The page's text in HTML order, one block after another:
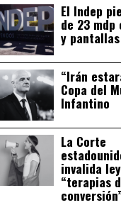
El Indep
de 23
y
“Irán
Copa del
Infantino
La Corte
invalida
“terapias